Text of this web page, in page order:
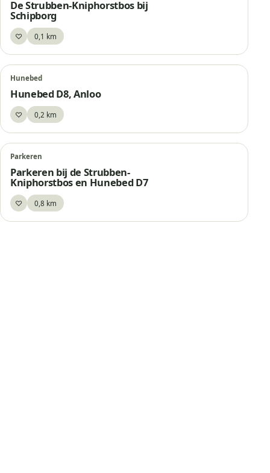
De Strubben-Kniphorstbos bij
Schipborg
♡Bewaar0,1 km
Hunebed
Hunebed D8, Anloo
♡Bewaar0,2 km
Parkeren
Parkeren bij de Strubben-
Kniphorstbos en Hunebed D7
♡Bewaar0,8 km